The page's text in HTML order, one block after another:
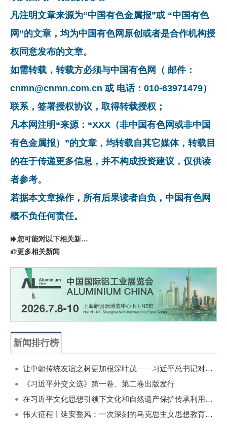
凡注明文章来源为“中国有色金属报”或 “中国有色
网”的文章，均为中国有色网原创或者是合作机构授
权同意发布的文章。
如需转载，转载方必须与中国有色网（ 邮件：
cnmn@cnmn.com.cn 或 电话：010-63971479）
联系，签署授权协议，取得转载授权；
凡本网注明“来源：“XXX（非中国有色网或非中国
有色金属报）”的文章，均转载自其它媒体，转载目
的在于传递更多信息，并不构成投资建议，仅供读
者参考。
若据本文章操作，所有后果读者自负，中国有色网
概不负任何责任。
您可能对以下相关新闻同样感兴趣
更多相关新闻
新闻排行榜
让中朝传统友谊之树更加根深叶茂——习近平总书记对朝鲜进行国事访问纪实
《习近平外交文选》第一卷、第二卷出版发行
在习近平文化思想引领下文化和自然遗产保护传承利用工作开创新局面
伟大征程丨延安整风：一次深刻的马克思主义思想教育运动